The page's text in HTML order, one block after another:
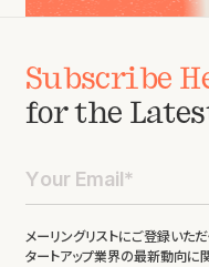
Subscribe
for the
メーリングリストにご登録いた
タートアップ業界の最新動向に